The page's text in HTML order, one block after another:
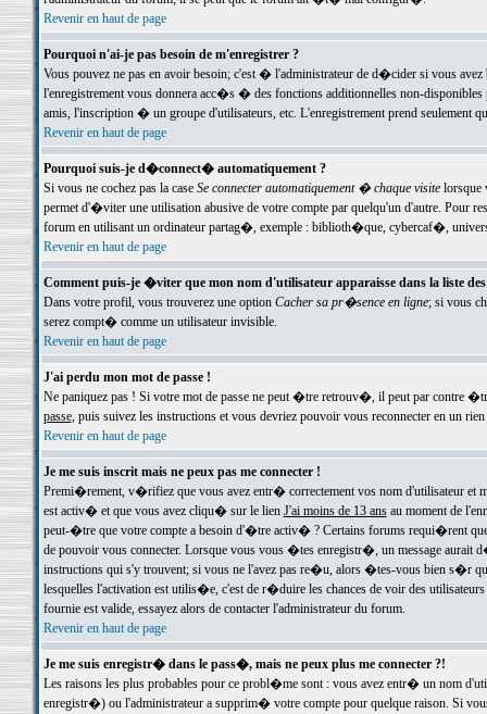
Revenir en haut de page
Pourquoi n'ai-je pas besoin de m'enregistrer ?
Vous pouvez ne pas en avoir besoin; c'est � l'administrateur de d�cider si vous
l'enregistrement vous donnera acc�s � des fonctions additionnelles non-
amis, l'inscription � un groupe d'utilisateurs, etc. L'enregistrement prend seulement
Revenir en haut de page
Pourquoi suis-je d�connect� automatiquement ?
Si vous ne cochez pas la case Se connecter automatiquement � chaque visitelorsque
permet d'�viter une utilisation abusive de votre compte par quelqu'un d'autre. Pour
forum en utilisant un ordinateur partag�, exemple : biblioth�que, cybercaf�,
Revenir en haut de page
Comment puis-je �viter que mon nom d'utilisateur apparaisse dans la liste
Dans votre profil, vous trouverez une option Cacher sa pr�sence en ligne; si vous
serez compt� comme un utilisateur invisible.
Revenir en haut de page
J'ai perdu mon mot de passe !
Ne paniquez pas ! Si votre mot de passe ne peut �tre retrouv�, il peut par contre
passe, puis suivez les instructions et vous devriez pouvoir vous reconnecter en un rien
Revenir en haut de page
Je me suis inscrit mais ne peux pas me connecter !
Premi�rement, v�rifiez que vous avez entr� correctement vos nom d'utilisateur
est activ� et que vous avez cliqu� sur le lien J'ai moins de 13 ansau moment de
peut-�tre que votre compte a besoin d'�tre activ� ? Certains forums requi�rent
de pouvoir vous connecter. Lorsque vous vous �tes enregistr�, un message aurait
instructions qui s'y trouvent; si vous ne l'avez pas re�u, alors �tes-vous bien s�r
lesquelles l'activation est utilis�e, c'est de r�duire les chances de voir des
fournie est valide, essayez alors de contacter l'administrateur du forum.
Revenir en haut de page
Je me suis enregistr� dans le pass�, mais ne peux plus me connecter ?!
Les raisons les plus probables pour ce probl�me sont : vous avez entr� un nom
enregistr�) ou l'administrateur a supprim� votre compte pour quelque raison. Si